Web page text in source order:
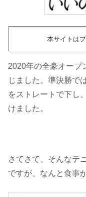
本サイトは
2020年の全豪オープ
じました。準決勝で
をストレートで下し
けました。
さてさて、そんなテ
ですが、なんと食事